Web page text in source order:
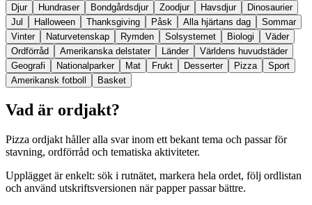
Djur Hundraser Bondgårdsdjur Zoodjur Havsdjur
Dinosaurier
Jul
Halloween Thanksgiving Påsk Alla hjärtans dag
Sommar
Vinter
Naturvetenskap Rymden Solsystemet Biologi
Väder
Ordförråd
Amerikanska delstater Länder
Världens huvudstäder
Geografi
Nationalparker Mat Frukt Desserter Pizza
Sport
Amerikansk fotboll
Basket
Vad är ordjakt?
Pizza ordjakt håller alla svar inom ett bekant tema och passar för
stavning, ordförråd och tematiska aktiviteter.
Upplägget är enkelt: sök i rutnätet, markera hela ordet, följ ordlistan
och använd utskriftsversionen när papper passar bättre.